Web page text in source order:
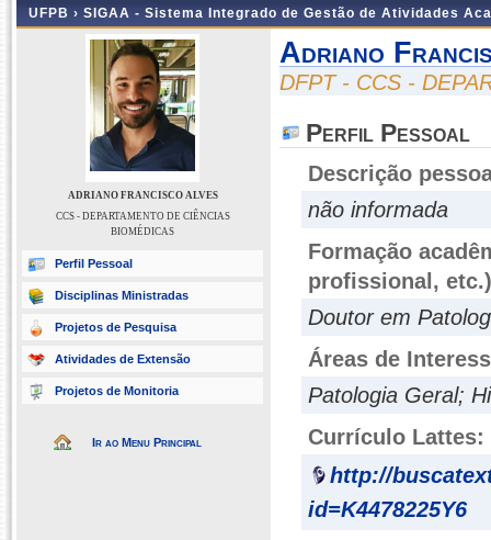
UFPB › SIGAA - Sistema Integrado de Gestão de Atividades
ADRIANO FRANCISCO ALVES
CCS - DEPARTAMENTO DE CIÊNCIAS
BIOMÉDICAS
Perfil Pessoal
Disciplinas Ministradas
Projetos de Pesquisa
Atividades de Extensão
Projetos de Monitoria
Ir ao Menu Principal
Adriano
DFPT - CCS -
Perfil Pessoal
Descrição
não informada
Formação
profissional, etc.)
Doutor em
Áreas de
Patologia Geral;
Currículo Lattes:
http://
id=K4478225Y6